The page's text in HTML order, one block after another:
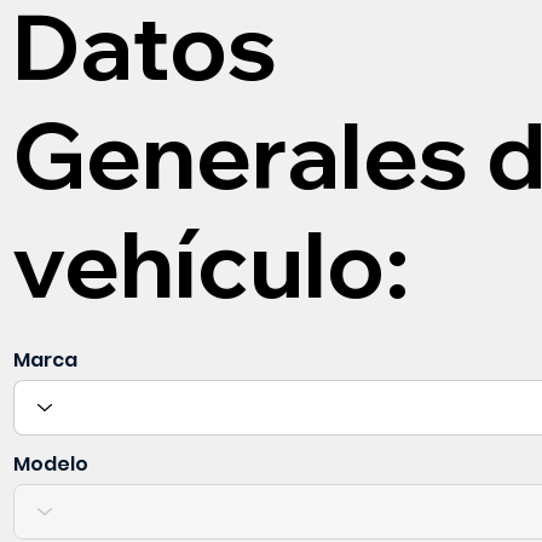
Datos
Generales
vehículo:
Marca
Modelo